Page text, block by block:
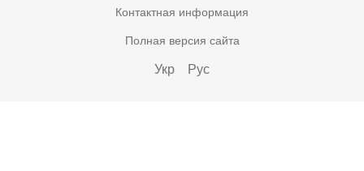
Контактная информация
Полная версия сайта
Укр Рус